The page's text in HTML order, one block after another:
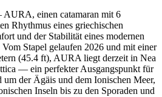
AURA, einen catamaran mit 6
Rhythmus eines griechischen
und der Stabilität eines modernen
Stapel gelaufen 2026 und mit einer
(45.4 ft), AURA liegt derzeit in Nea
— ein perfekter Ausgangspunkt für
der Ägäis und dem Ionischen Meer,
Inseln bis zu den Sporaden und